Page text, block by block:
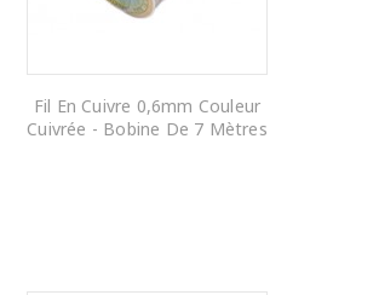
Fil En Cuivre 0,6mm Couleur
Cuivrée - Bobine De 7 Mètres